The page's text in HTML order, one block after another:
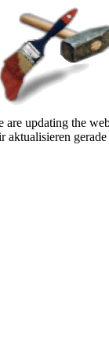
are updating the
aktualisieren